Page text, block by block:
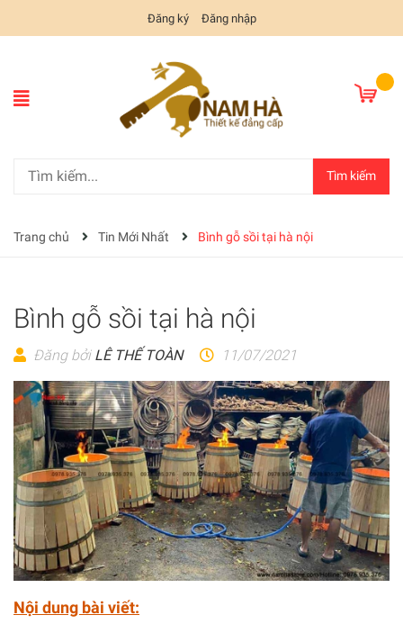
Đăng ký Đăng nhập
Tìm kiếm
Trang chủ Tin Mới Nhất Bình gỗ sồi tại hà nội
Bình gỗ sồi tại hà nội
Đăng bởi LÊ THẾ TOÀN 11/07/2021
Nội dung bài viết: